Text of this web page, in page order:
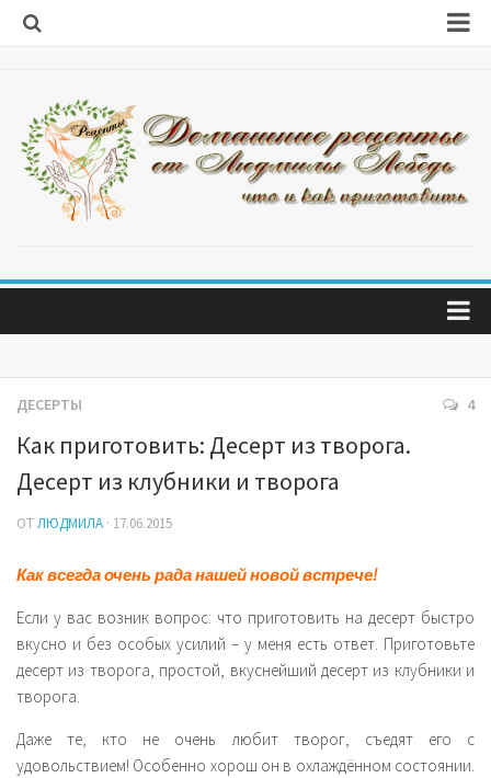
Вторые блюда
Салаты
Салаты из капусты
Блины и оладушки
Десерты
Заготовки
Секреты простых продуктов
ДЕСЕРТЫ 4
Как приготовить: Десерт из творога.
Десерт из клубники и творога
ОТЛЮДМИЛА · 17.06.2015
Как всегда очень рада нашей новой встрече!
Если у вас возник вопрос: что приготовить на десерт быстро
вкусно и без особых усилий – у меня есть ответ. Приготовьте
десерт из творога, простой, вкуснейший десерт из клубники и
творога.
Даже те, кто не очень любит творог, съедят его с
удовольствием! Особенно хорош он в охлаждённом состоянии.